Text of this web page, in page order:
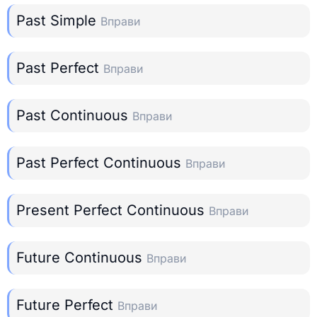
Past Simple Вправи
Past Perfect Вправи
Past Continuous Вправи
Past Perfect Continuous Вправи
Present Perfect Continuous Вправи
Future Continuous Вправи
Future Perfect Вправи